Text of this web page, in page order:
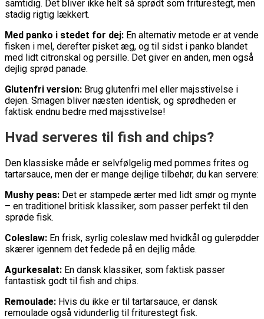
samtidig. Det bliver ikke helt så sprødt som friturestegt, men
stadig rigtig lækkert.
Med panko i stedet for dej: En alternativ metode er at vende
fisken i mel, derefter pisket æg, og til sidst i panko blandet
med lidt citronskal og persille. Det giver en anden, men også
dejlig sprød panade.
Glutenfri version: Brug glutenfri mel eller majsstivelse i
dejen. Smagen bliver næsten identisk, og sprødheden er
faktisk endnu bedre med majsstivelse!
Hvad serveres til fish and chips?
Den klassiske måde er selvfølgelig med pommes frites og
tartarsauce, men der er mange dejlige tilbehør, du kan servere:
Mushy peas: Det er stampede ærter med lidt smør og mynte
– en traditionel britisk klassiker, som passer perfekt til den
sprøde fisk.
Coleslaw: En frisk, syrlig coleslaw med hvidkål og gulerødder
skærer igennem det fedede på en dejlig måde.
Agurkesalat: En dansk klassiker, som faktisk passer
fantastisk godt til fish and chips.
Remoulade: Hvis du ikke er til tartarsauce, er dansk
remoulade også vidunderlig til friturestegt fisk.